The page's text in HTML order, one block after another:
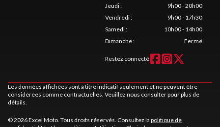
Jeudi:
9h00 - 20h00
Vendredi:
9h00 - 17h30
Samedi:
10h00 - 14h00
Dimanche: Fermé
Restez connecté
Les données affichées sont à titre indicatif seulement et ne peuvent être
considérées comme contractuelles. Veuillez nous consulter pour plus de
détails.
© 2026 Excel Moto. Tous droits réservés. Consultez la politique de